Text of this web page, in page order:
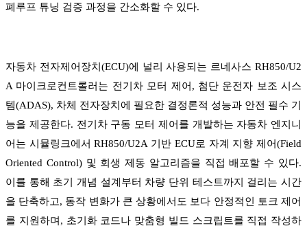
폐루프 튜닝 검증 과정을 간소화할 수 있다.
자동차 전자제어장치(ECU)에 널리 사용되는 르네사스 RH850/U2
A 마이크로컨트롤러는 전기차 모터 제어, 첨단 운전자 보조 시스
템(ADAS), 차체 전자장치에 필요한 결정론적 성능과 안전 필수 기
능을 제공한다. 전기차 구동 모터 제어를 개발하는 자동차 엔지니
어는 시뮬링크에서 RH850/U2A 기반 ECU로 자계 지향 제어(Field
Oriented Control) 및 회생 제동 알고리즘을 직접 배포할 수 있다.
이를 통해 초기 개념 설계부터 차량 단위 테스트까지 걸리는 시간
을 단축하고, 동작 변화가 큰 상황에서도 보다 안정적인 토크 제어
를 지원하며, 초기화 코드나 맞춤형 빌드 스크립트를 직접 작성하